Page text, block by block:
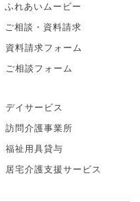
ふれあいムービー
ご相談・資料請求
資料請求フォーム
ご相談フォーム
デイサービス
訪問介護事業所
福祉用具貸与
居宅介護支援サービス